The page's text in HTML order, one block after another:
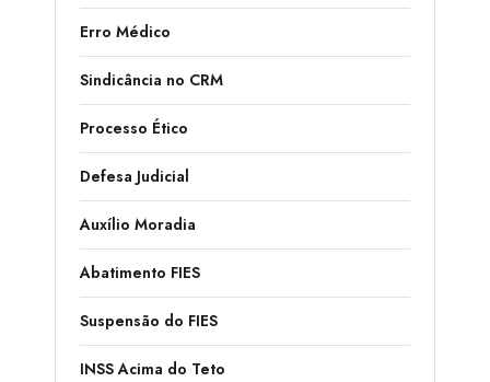
Erro Médico
Sindicância no CRM
Processo Ético
Defesa Judicial
Auxílio Moradia
Abatimento FIES
Suspensão do FIES
INSS Acima do Teto